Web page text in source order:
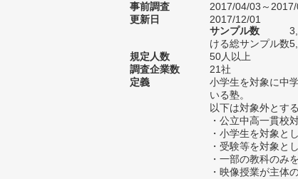
事前調査
2017/04/03～2017/
更新日
2017/12/01
サンプル数
ける総サンプル数
規定人数
50人以上
調査企業数
21社
定義
小学生を対象に中
いる塾。
以下は対象外とする
・公立中高一貫校
・小学生を対象と
・受験等を対象と
・一部の教科のみ
・映像授業が主体